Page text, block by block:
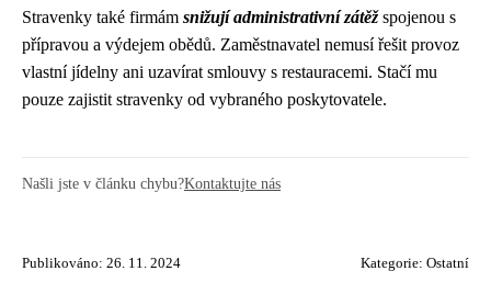
Stravenky také firmám snižují administrativní zátěžspojenou s
přípravou a výdejem obědů. Zaměstnavatel nemusí řešit provoz
vlastní jídelny ani uzavírat smlouvy s restauracemi. Stačí mu
pouze zajistit stravenky od vybraného poskytovatele.
Našli jste v článku chybu?Kontaktujte nás
Publikováno: 26. 11. 2024 Kategorie: Ostatní